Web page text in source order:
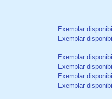
Exemplar disponibil
Exemplar disponibil
Exemplar disponibil
Exemplar disponibil
Exemplar disponibil
Exemplar disponibil